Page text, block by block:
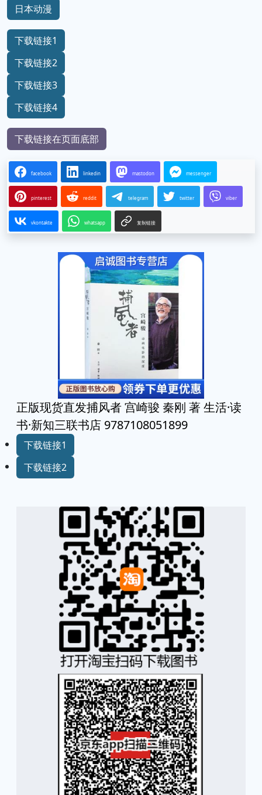
日本动漫
下载链接1
下载链接2
下载链接3
下载链接4
下载链接在页面底部
facebook linkedin mastodon messenger
pinterest reddit telegram twitter viber
vkontakte whatsapp 复制链接
正版现货直发捕风者 宫崎骏 秦刚 著 生活·读
书·新知三联书店 9787108051899
下载链接1
下载链接2